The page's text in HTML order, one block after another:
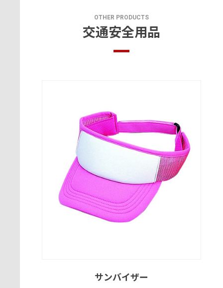
OTHER PRODUCTS
交通安全用品
サンバイザー